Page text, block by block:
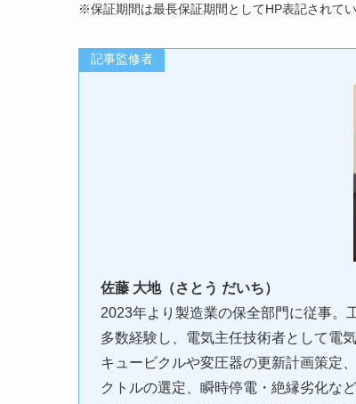
※保証期間は最長保証期間としてHP表記されてい
記事監修者
佐藤 大地（さとう だいち）
2023年より製造業の保全部門に従事。
多数経験し、電気主任技術者として電
キュービクルや変圧器の更新計画策定
クトルの選定、瞬時停電・絶縁劣化な